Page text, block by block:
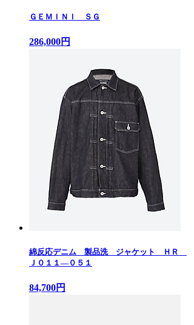
ＧＥＭＩＮＩ ＳＧ
286,000円
綿反応デニム 製品洗 ジャケット ＨＲ
Ｊ０１１—０５１
84,700円